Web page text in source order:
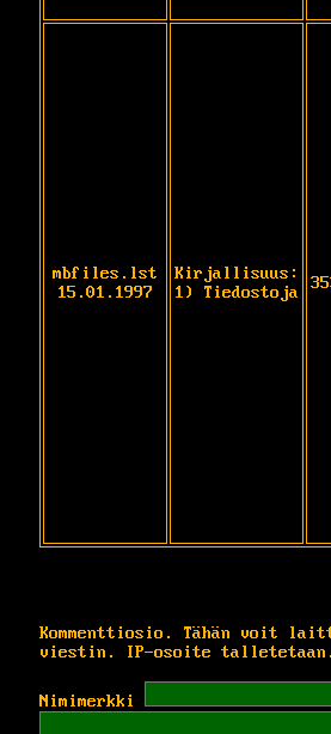
mbfiles.lst
15.01.1997
Kirjallisuus:
1) Tiedostoja
Kommenttiosio. Tähän voit
viestin. IP-osoite talletetaan.
Nimimerkki